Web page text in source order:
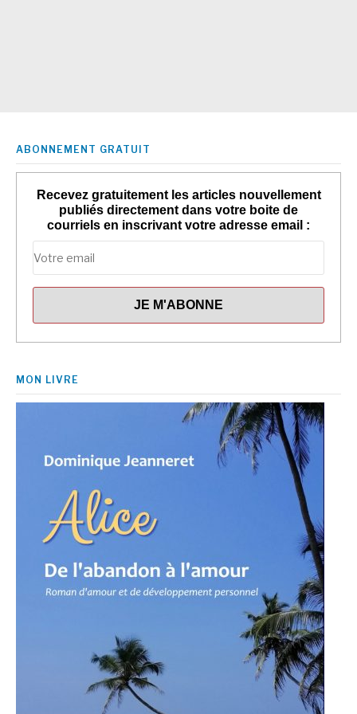
ABONNEMENT GRATUIT
Recevez gratuitement les articles nouvellement
publiés directement dans votre boite de
courriels en inscrivant votre adresse email :
MON LIVRE